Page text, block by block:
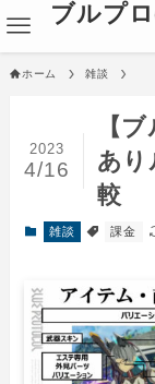
ブルプ
ホーム 雑談
【
あり
較
2023
4/16
雑談 課金